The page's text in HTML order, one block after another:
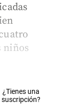
niños
¿Tienes una
suscripción?